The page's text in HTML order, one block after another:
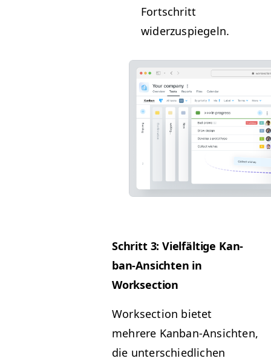
Fortschritt
widerzuspiegeln.
Schritt 3: Vielfältige Kan­
ban-Ansicht­en in
Worksection
Work­sec­tion bietet
mehrere Kan­ban-Ansicht­en,
die unter­schiedlichen